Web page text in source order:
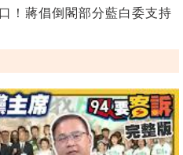
！蔣倡倒閣部分藍白委支持